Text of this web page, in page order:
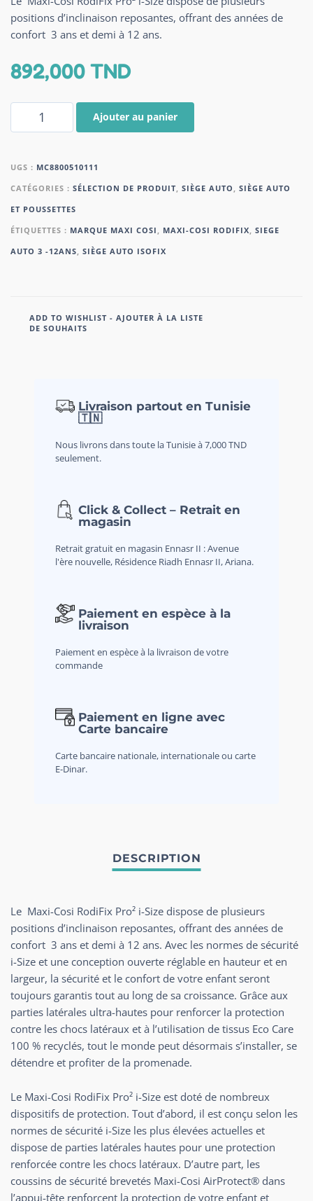
positions d’inclinaison reposantes, offrant des années de
confort 3 ans et demi à 12 ans.
892,000TND
Ajouter au panier
UGS : MC8800510111
CATÉGORIES : SÉLECTION DE PRODUIT SIÈGE AUTO
SIÈGE AUTO
ET POUSSETTES
ÉTIQUETTES : MARQUE MAXI COSI MAXI-COSI RODIFIX SIEGE
AUTO 3 -12ANS SIÈGE AUTO ISOFIX
ADD TO WISHLIST - AJOUTER À LA LISTE
DE SOUHAITS
Livraison partout en Tunisie
🇹🇳
Nous livrons dans toute la Tunisie à 7,000 TND
seulement.
Click & Collect – Retrait en
magasin
Retrait gratuit en magasin Ennasr II : Avenue
l'ère nouvelle, Résidence Riadh Ennasr II, Ariana.
Paiement en espèce à la
livraison
Paiement en espèce à la livraison de votre
commande
Paiement en ligne avec
Carte bancaire
Carte bancaire nationale, internationale ou carte
E-Dinar.
Le Maxi-Cosi RodiFix Pro² i-Size dispose de plusieurs
positions d’inclinaison reposantes, offrant des années de
confort 3 ans et demi à 12 ans. Avec les normes de sécurité
i-Size et une conception ouverte réglable en hauteur et en
largeur, la sécurité et le confort de votre enfant seront
toujours garantis tout au long de sa croissance. Grâce aux
parties latérales ultra-hautes pour renforcer la protection
contre les chocs latéraux et à l’utilisation de tissus Eco Care
100 % recyclés, tout le monde peut désormais s’installer, se
détendre et profiter de la promenade.
Le Maxi-Cosi RodiFix Pro² i-Size est doté de nombreux
dispositifs de protection. Tout d’abord, il est conçu selon les
normes de sécurité i-Size les plus élevées actuelles et
dispose de parties latérales hautes pour une protection
renforcée contre les chocs latéraux. D’autre part, les
coussins de sécurité brevetés Maxi-Cosi AirProtect® dans
l’appui-tête renforcent la protection de votre enfant et